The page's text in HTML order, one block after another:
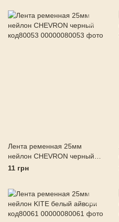
Лента ременная 25мм
нейлон CHEVRON черный
код80053
11 грн